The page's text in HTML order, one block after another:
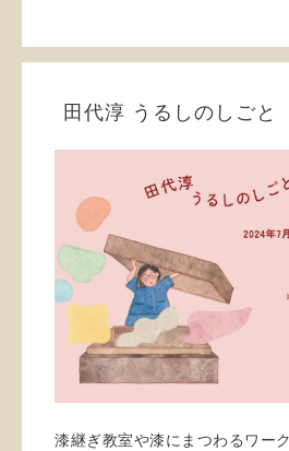
田代淳 うるしのしご
漆継ぎ教室や漆にまつわるワー